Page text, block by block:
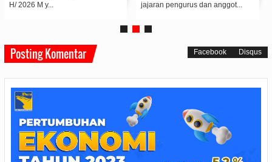
H/ 2026 M y...
jajaran pengurus dan anggot...
Posting Komentar Facebook Disqus